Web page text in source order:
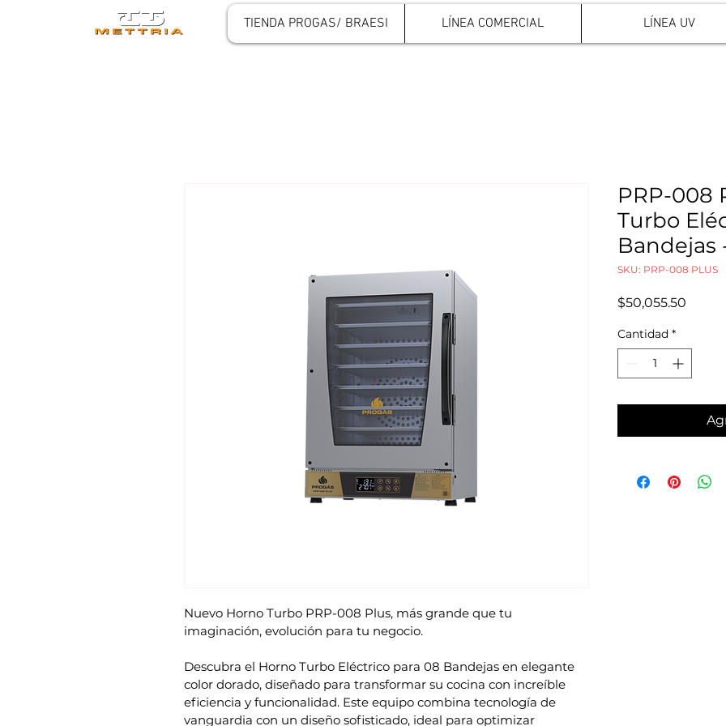
TIENDA PROGAS/ BRAESI LÍNEA COMERCIAL LÍNEA UV
Nuevo Horno Turbo PRP-008 Plus, más grande que tu
imaginación, evolución para tu negocio.
Descubra el Horno Turbo Eléctrico para 08 Bandejas en elegante
color dorado, diseñado para transformar su cocina con increíble
eficiencia y funcionalidad. Este equipo combina tecnología de
vanguardia con un diseño sofisticado, ideal para optimizar
PRP-008
Turbo
Bandejas
SKU: PRP-008 PLUS
$50,055.50
Cantidad *